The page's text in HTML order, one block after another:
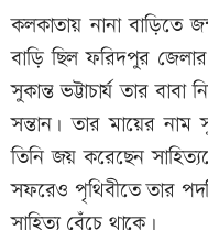
কলকাতায় নানা বাড়িতে
বাড়ি ছিল ফরিদপুর
সুকান্ত ভট্টাচার্য তার বাবা
সন্তান। তার মায়ের নাম
তিনি জয় করেছেন
সফরেও পৃথিবীতে তার